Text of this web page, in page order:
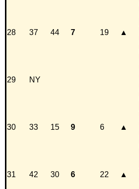
28 37 44 7 19 ▲
29 NY
30 33 15 9 6 ▲
31 42 30 6 22 ▲